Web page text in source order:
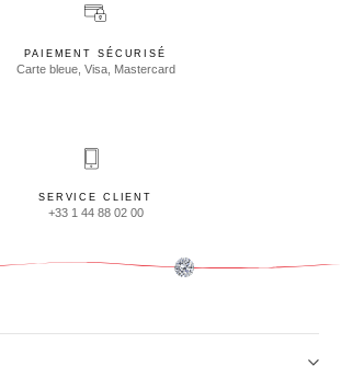
PAIEMENT SÉCURISÉ
Carte bleue, Visa, Mastercard
SERVICE CLIENT
+33 1 44 88 02 00